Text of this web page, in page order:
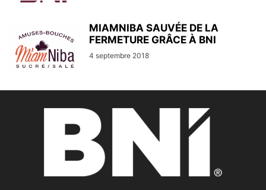
MIAMNIBA SAUVÉE DE LA
FERMETURE GRÂCE À BNI
4 septembre 2018